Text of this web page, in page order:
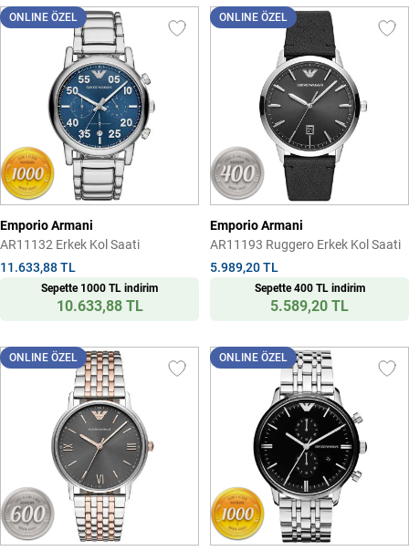
ONLINE ÖZEL
Emporio Armani
AR11132 Erkek Kol Saati
11.633,88 TL
Sepette 1000 TL indirim
10.633,88 TL
ONLINE ÖZEL
Emporio Armani
AR11193 Ruggero Erkek Kol Saati
5.989,20 TL
Sepette 400 TL indirim
5.589,20 TL
ONLINE ÖZEL ONLINE ÖZEL